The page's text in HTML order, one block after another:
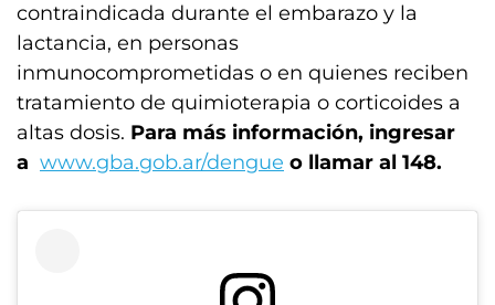
contraindicada durante el embarazo y la
lactancia, en personas
inmunocomprometidas o en quienes reciben
tratamiento de quimioterapia o corticoides a
altas dosis. Para más información, ingresar
a www.gba.gob.ar/dengue o llamar al 148.